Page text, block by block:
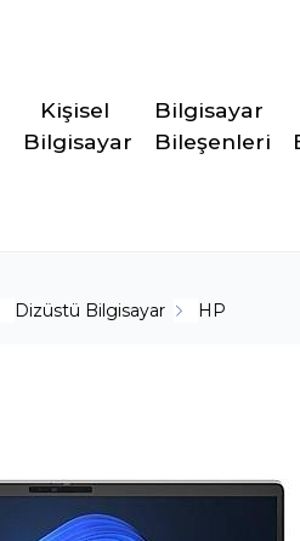
Kişisel
Bilgisayar
Bilgisayar
Bileşenleri
Dizüstü Bilgisayar HP